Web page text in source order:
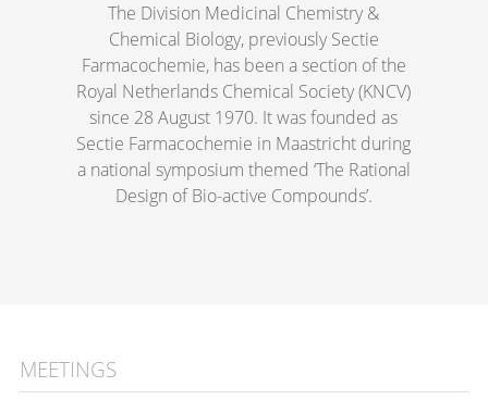
The Division Medicinal Chemistry &
Chemical Biology, previously Sectie
Farmacochemie, has been a section of the
Royal Netherlands Chemical Society (KNCV)
since 28 August 1970. It was founded as
Sectie Farmacochemie in Maastricht during
a national symposium themed ‘The Rational
Design of Bio-active Compounds’.
MEETINGS